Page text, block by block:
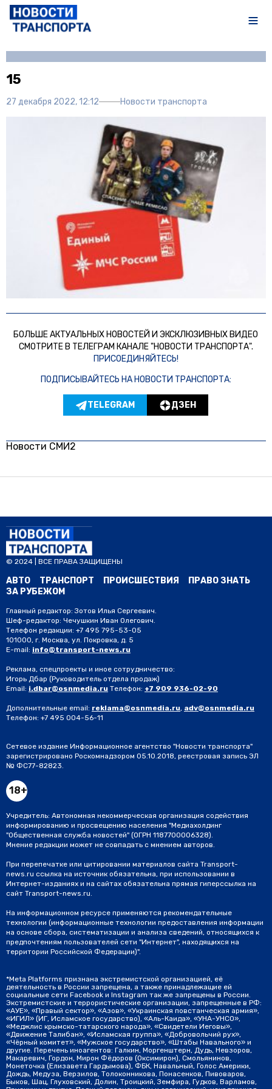
15
27 декабря 2022, 12:12 Новости транспорта
БОЛЬШЕ АКТУАЛЬНЫХ НОВОСТЕЙ И ЭКСКЛЮЗИВНЫХ ВИДЕО
СМОТРИТЕ В ТЕЛЕГРАМ КАНАЛЕ "НОВОСТИ ТРАНСПОРТА".
ПРИСОЕДИНЯЙТЕСЬ!
ПОДПИСЫВАЙТЕСЬ НА НОВОСТИ ТРАНСПОРТА:
TELEGRAM ДЗЕН
Новости СМИ2
© 2024 | ВСЕ ПРАВА ЗАЩИЩЕНЫ
АВТО ТРАНСПОРТ ПРОИСШЕСТВИЯ
ПРАВО ЗНАТЬ
ЗА РУБЕЖОМ
Главный редактор: Зотов Илья Сергеевич.
Шеф-редактор: Чечушкин Иван Олегович.
Телефон редакции: +7 495 795-53-05
101000, г. Москва, ул. Покровка, д. 5
E-mail: info@transport-news.ru
Реклама, спецпроекты и иное сотрудничество:
Игорь Дбар (Руководитель отдела продаж)
Email: i.dbar@osnmedia.ru Телефон: +7 909 936-02-90
Дополнительные email: reklama@osnmedia.ru, adv@osnmedia.ru
Телефон: +7 495 004-56-11
Сетевое издание Информационное агентство "Новости транспорта"
зарегистрировано Роскомнадзором 05.10.2018, реестровая запись ЭЛ
№ ФС77-82823.
18+
Учредитель: Автономная некоммерческая организация содействия
информированию и просвещению населения "Медиахолдинг
"Общественная служба новостей" (ОГРН 1187700006328).
Мнение редакции может не совпадать с мнением авторов.
При перепечатке или цитировании материалов сайта Transport-
news.ru ссылка на источник обязательна, при использовании в
Интернет-изданиях и на сайтах обязательна прямая гиперссылка на
сайт Transport-news.ru.
На информационном ресурсе применяются рекомендательные
технологии (информационные технологии предоставления информации
на основе сбора, систематизации и анализа сведений, относящихся к
предпочтениям пользователей сети "Интернет", находящихся на
территории Российской Федерации)".
*Meta Platforms признана экстремистской организацией, её
деятельность в России запрещена, а также принадлежащие ей
социальные сети Facebook и Instagram так же запрещены в России.
Экстремистские и террористические организации, запрещенные в РФ:
«АУЕ», «Правый сектор», «Азов», «Украинская повстанческая армия»,
«ИГИЛ» (ИГ, Исламское государство), «Аль-Каида», «УНА-УНСО»,
«Меджлис крымско-татарского народа», «Свидетели Иеговы»,
«Движение Талибан», «Исламская группа», «Добровольчий рух»,
«Чёрный комитет», «Мужское государство», «Штабы Навального» и
другие. Перечень иноагентов: Галкин, Моргенштерн, Дудь, Невзоров,
Макаревич, Гордон, Мирон Фёдоров (Оксимирон), Смольянинов,
Монеточка (Елизавета Гардымова), ФБК, Навальный, Голос Америки,
Дождь, Медуза, Верзилов, Толоконникова, Понасенков, Пивоваров,
Быков, Шац, Глуховский, Долин, Троицкий, Земфира, Гудков, Варламов,